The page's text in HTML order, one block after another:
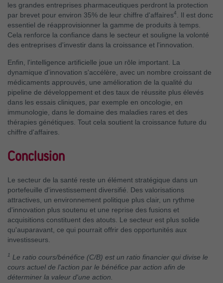
les grandes entreprises pharmaceutiques perdront la protection
par brevet pour environ 35% de leur chiffre d'affaires4
. Il est donc
essentiel de réapprovisionner la gamme de produits à temps.
Cela renforce la confiance dans le secteur et souligne la volonté
des entreprises d'investir dans la croissance et l'innovation.
Enfin, l'intelligence artificielle joue un rôle important. La
dynamique d'innovation s'accélère, avec un nombre croissant de
médicaments approuvés, une amélioration de la qualité du
pipeline de développement et des taux de réussite plus élevés
dans les essais cliniques, par exemple en oncologie, en
immunologie, dans le domaine des maladies rares et des
thérapies génétiques. Tout cela soutient la croissance future du
chiffre d'affaires.
Conclusion
Le secteur de la santé reste un élément stratégique dans un
portefeuille d'investissement diversifié. Des valorisations
attractives, un environnement politique plus clair, un rythme
d'innovation plus soutenu et une reprise des fusions et
acquisitions constituent des atouts. Le secteur est plus solide
qu'auparavant, ce qui pourrait offrir des opportunités aux
investisseurs.
1
Le ratio cours/bénéfice (C/B) est un ratio financier qui divise le
cours actuel de l'action par le bénéfice par action afin de
déterminer la valeur d'une action.